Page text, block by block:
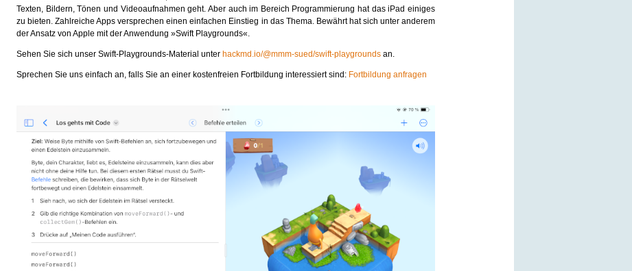
Texten, Bildern, Tönen und Videoaufnahmen geht. Aber auch im Bereich Programmierung hat das iPad einiges
zu bieten. Zahlreiche Apps versprechen einen einfachen Einstieg in das Thema. Bewährt hat sich unter anderem
der Ansatz von Apple mit der Anwendung »Swift Playgrounds«.
Sehen Sie sich unser Swift-Playgrounds-Material unter hackmd.io/@mmm-sued/swift-playgrounds an.
Sprechen Sie uns einfach an, falls Sie an einer kostenfreien Fortbildung interessiert sind: Fortbildung anfragen